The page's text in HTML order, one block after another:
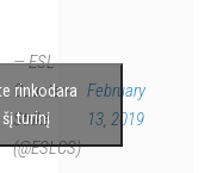
— ESL
Counter-
Strike
(@ESLCS)
February
13, 2019
rinkodara
turinį